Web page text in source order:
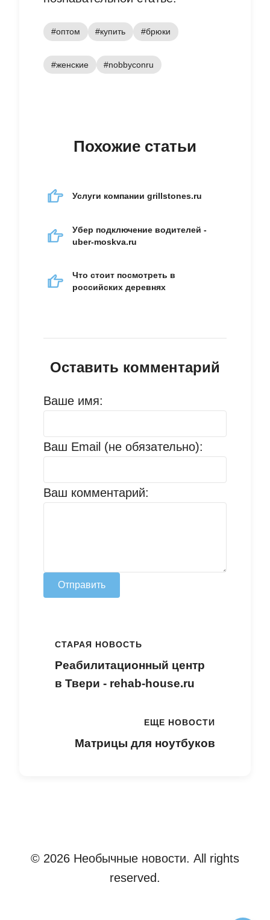
#оптом #купить #брюки
#женские #nobbyconru
Похожие статьи
Услуги компании grillstones.ru
Убер подключение водителей -
uber-moskva.ru
Что стоит посмотреть в
российских деревнях
Оставить комментарий
Ваше имя:
Ваш Email (не обязательно):
Ваш комментарий:
Отправить
СТАРАЯ НОВОСТЬ
Реабилитационный центр
в Твери - rehab-house.ru
ЕЩЕ НОВОСТИ
Матрицы для ноутбуков
© 2026 Необычные новости. All rights
reserved.